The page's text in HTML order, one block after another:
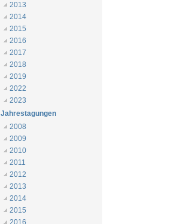
2013
2014
2015
2016
2017
2018
2019
2022
2023
Jahrestagungen
2008
2009
2010
2011
2012
2013
2014
2015
2016